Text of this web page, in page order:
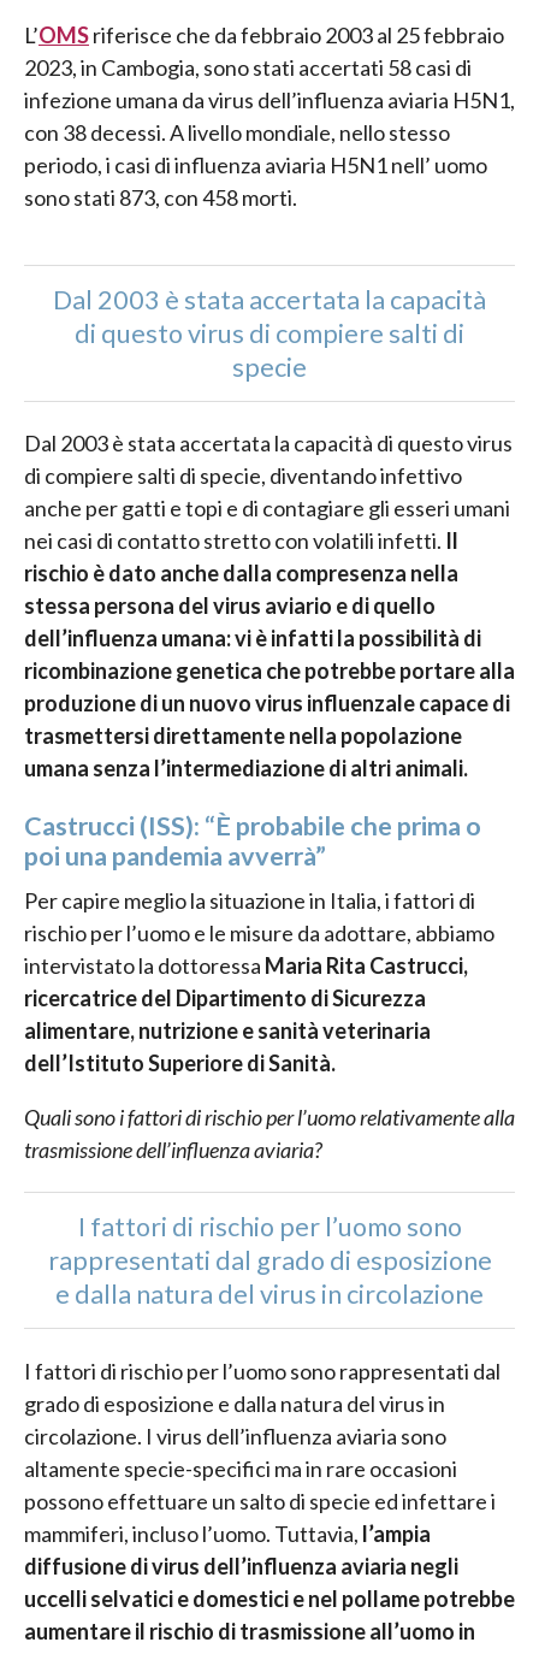
L’OMSriferisce che da febbraio 2003 al 25 febbraio
2023, in Cambogia, sono stati accertati 58 casi di
infezione umana da virus dell’influenza aviaria H5N1,
con 38 decessi. A livello mondiale, nello stesso
periodo, i casi di influenza aviaria H5N1 nell’ uomo
sono stati 873, con 458 morti.
Dal 2003 è stata accertata la capacità
di questo virus di compiere salti di
specie
Dal 2003 è stata accertata la capacità di questo virus
di compiere salti di specie, diventando infettivo
anche per gatti e topi e di contagiare gli esseri umani
nei casi di contatto stretto con volatili infetti. Il
rischio è dato anche dalla compresenza nella
stessa persona del virus aviario e di quello
dell’influenza umana: vi è infatti la possibilità di
ricombinazione genetica che potrebbe portare alla
produzione di un nuovo virus influenzale capace di
trasmettersi direttamente nella popolazione
umana senza l’intermediazione di altri animali.
Castrucci (ISS): “È probabile che prima o
poi una pandemia avverrà”
Per capire meglio la situazione in Italia, i fattori di
rischio per l’uomo e le misure da adottare, abbiamo
intervistato la dottoressa Maria Rita Castrucci,
ricercatrice del Dipartimento di Sicurezza
alimentare, nutrizione e sanità veterinaria
dell’Istituto Superiore di Sanità.
Quali sono i fattori di rischio per l’uomo relativamente alla
trasmissione dell’influenza aviaria?
I fattori di rischio per l’uomo sono
rappresentati dal grado di esposizione
e dalla natura del virus in circolazione
I fattori di rischio per l’uomo sono rappresentati dal
grado di esposizione e dalla natura del virus in
circolazione. I virus dell’influenza aviaria sono
altamente specie-specifici ma in rare occasioni
possono effettuare un salto di specie ed infettare i
mammiferi, incluso l’uomo. Tuttavia, l’ampia
diffusione di virus dell’influenza aviaria negli
uccelli selvatici e domestici e nel pollame potrebbe
aumentare il rischio di trasmissione all’uomo in